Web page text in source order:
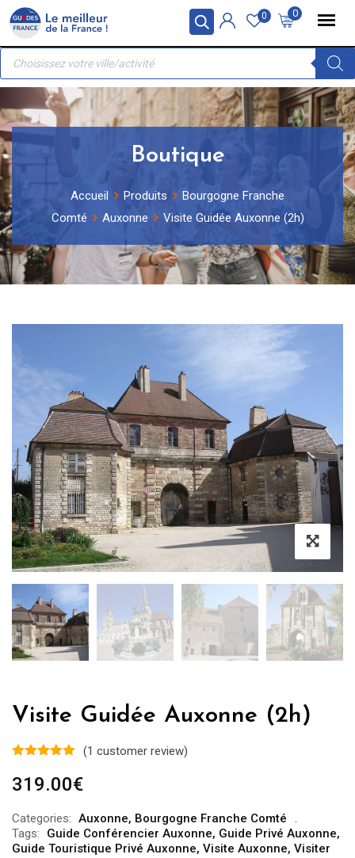
Panneau de gestion des cookies
Skip
content
0
0
Recherche
produits
Boutique
Accueil Produits
Bourgogne Franche
Comté
Auxonne Visite Guidée Auxonne (2h)
Visite Guidée Auxonne (2h)
(1 customer review)
319.00€
Categories: Auxonne, Bourgogne Franche Comté
Tags:
Guide Conférencier Auxonne, Guide Privé Auxonne,
Guide Touristique Privé Auxonne, Visite Auxonne, Visiter